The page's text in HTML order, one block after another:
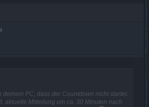
deinem PC, dass der Countdown nicht startet.
aktuelle Mitteilung um ca. 30 Minuten nach